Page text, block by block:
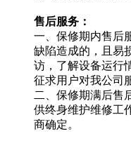
售后服务：
一、保修期内售后
缺陷造成的，且易
访，了解设备运行
征求用户对我公司
二、保修期满后售
供终身维护维修工
商确定。